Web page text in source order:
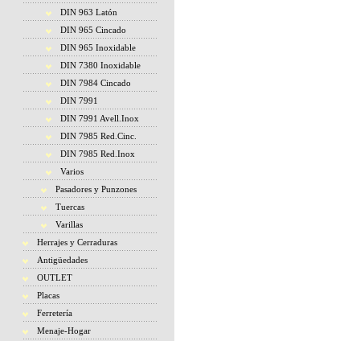
DIN 963 Latón
DIN 965 Cincado
DIN 965 Inoxidable
DIN 7380 Inoxidable
DIN 7984 Cincado
DIN 7991
DIN 7991 Avell.Inox
DIN 7985 Red.Cinc.
DIN 7985 Red.Inox
Varios
Pasadores y Punzones
Tuercas
Varillas
Herrajes y Cerraduras
Antigüedades
OUTLET
Placas
Ferretería
Menaje-Hogar